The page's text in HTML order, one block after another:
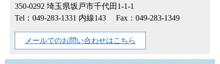
350-0292 埼玉県坂戸市千代田1-1-1
Tel：049-283-1331 内線143
Fax：049-283-1349
メールでのお問い合わせはこちら